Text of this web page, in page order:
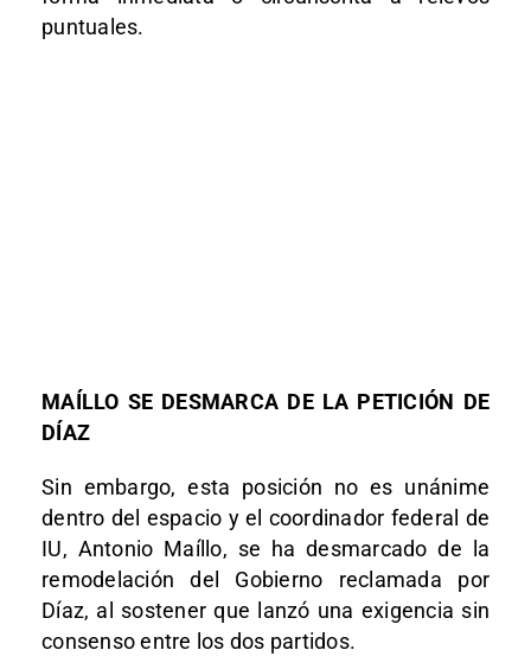
puntuales.
MAÍLLO SE DESMARCA DE LA PETICIÓN DE
DÍAZ
Sin embargo, esta posición no es unánime
dentro del espacio y el coordinador federal de
IU, Antonio Maíllo, se ha desmarcado de la
remodelación del Gobierno reclamada por
Díaz, al sostener que lanzó una exigencia sin
consenso entre los dos partidos.